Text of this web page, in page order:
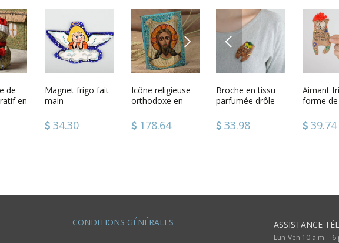
de
en
Magnet frigo fait
main
Aimant frigo
Décoration
34.30
Icône religieuse
orthodoxe en
gouache
artisanale
178.64
Peluche
artisanale
faite main
52.80
Cube en
objet à
main28.74
NEXT PREVIOUS
main
Aimant frigo
Cheval en tissu
39.74
Suspension
décorative aimant
tissu45.62
Broche en tissu
parfumée drôle
33.98
Aimant
forme
39.74
CONDITIONS GÉNÉRALES ASSISTANCE
Lun-Ven 10 a.m. - 6